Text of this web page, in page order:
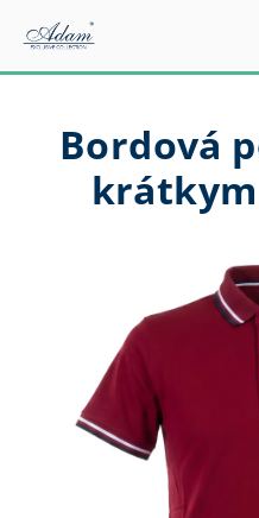
obsah
Bordová